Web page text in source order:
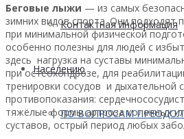
Контактная информация
Населению
ПО ВОПРОСАМ
Беговые лыжи — из самых
зимних видов спорта. Они подходят
при минимальной физической
особенно полезны для людей с
здесь нагрузка на суставы
при остеохондрозе, для
тренировки сосудов и дыхательной
противопоказания:
тяжёлые формы артроза коленных
суставов, острый период любых